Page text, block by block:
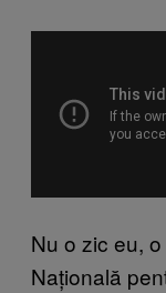
Nu o zic eu,
Națională